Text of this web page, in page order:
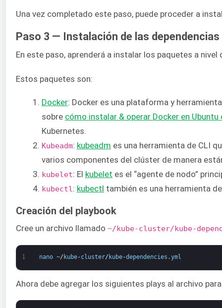
Una vez completado este paso, puede proceder a
Paso 3 — Instalación de las
En este paso, aprenderá a instalar los paquetes a
Estos paquetes son:
Docker: Docker es una plataforma y
sobre cómo instalar & operar Docker en Ubuntu
Kubernetes.
Kubeadm: kubeadm es una herramienta de CLI
varios componentes del clúster de manera
kubelet: El kubelet es el “agente de nodo”
kubectl : kubectl también es una herramienta
Creación del playbook
Cree un archivo llamado ~/kube-cluster/kube-
1 nano ~/ kube-cluster/ kube-dependencies .yml
Ahora debe agregar los siguientes plays al archivo